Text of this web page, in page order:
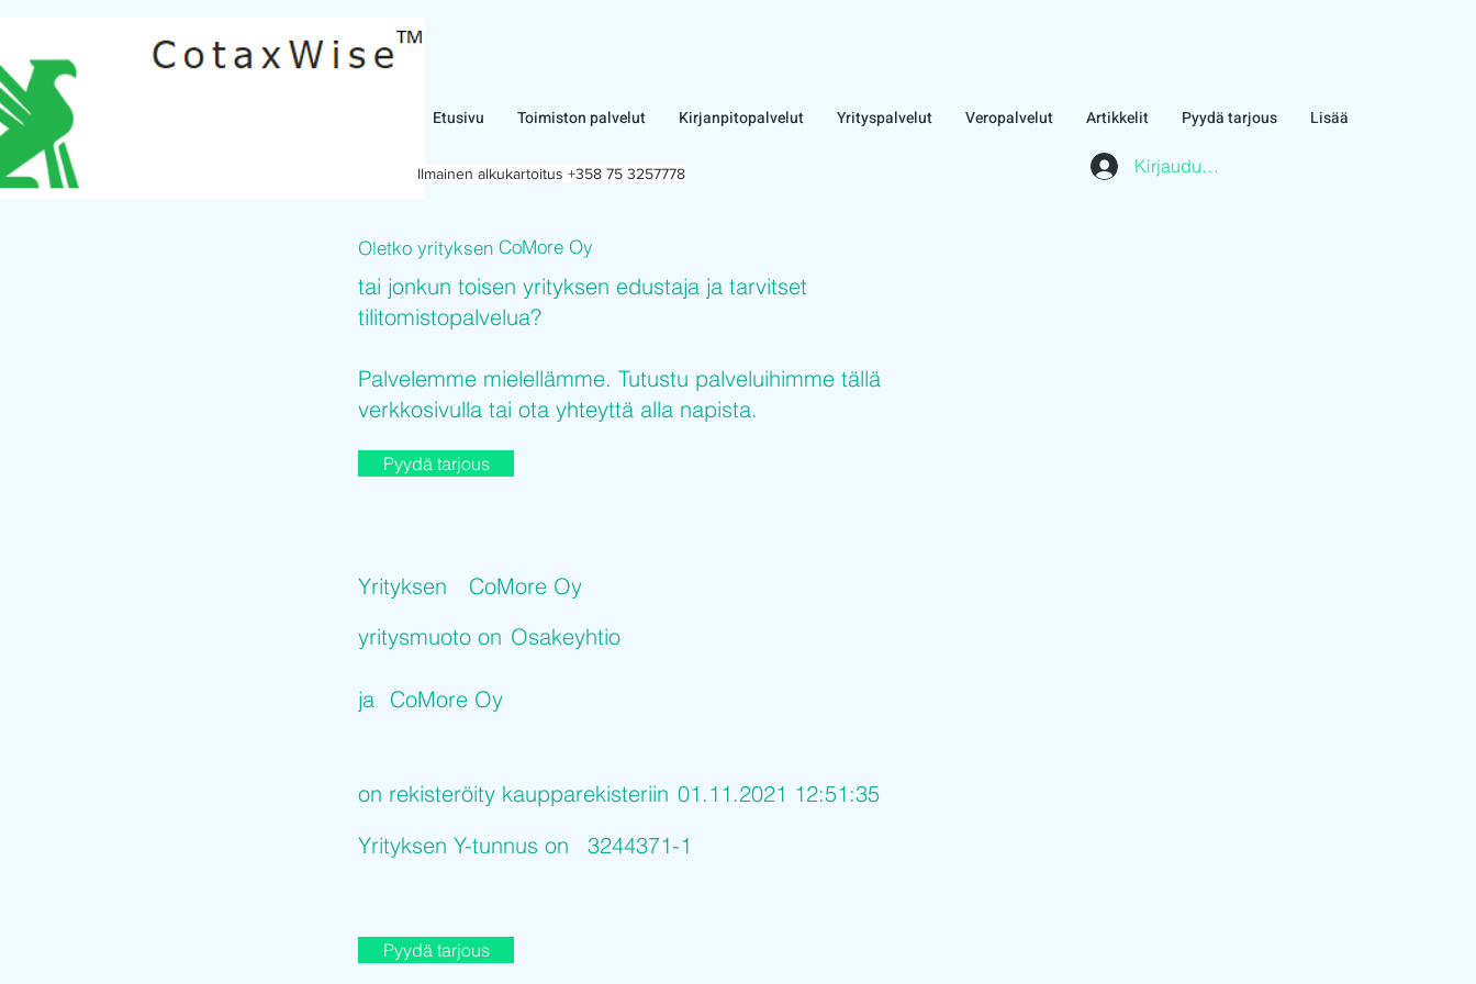
Etusivu Toimiston palvelut Kirjanpitopalvelut Yrityspalvelut Veropalvelut Artikkelit Pyydä tarjous Lisää
Kirjaudu asiakasalueelle
Ilmainen alkukartoitus +358 75 3257778
CoMore Oy
Oletko yrityksen
tai jonkun toisen yrityksen edustaja ja tarvitset
tilitomistopalvelua?
Palvelemme mielellämme. Tutustu palveluihimme tällä
verkkosivulla tai ota yhteyttä alla napista.
Pyydä tarjous
CoMore Oy
Yrityksen
Osakeyhtio
yritysmuoto on
ja CoMore Oy
on rekisteröity kaupparekisteriin 01.11.2021 12:51:35
Yrityksen Y-tunnus on
3244371-1
Pyydä tarjous